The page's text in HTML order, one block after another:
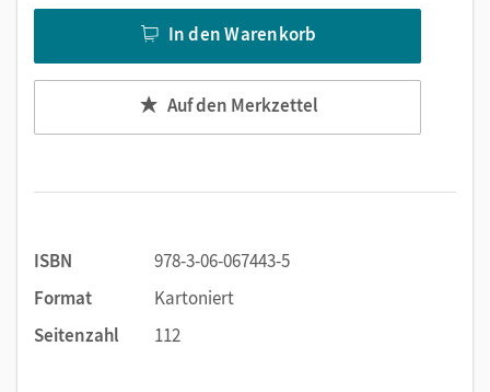
In den Warenkorb
Auf den Merkzettel
ISBN
978-3-06-067443-5
Format
Kartoniert
Seitenzahl
112